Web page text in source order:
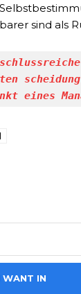
sind als
eines
WANT IN